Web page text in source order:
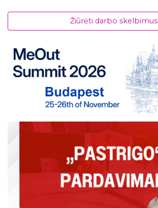
Žiūrėti darbo skelbimus